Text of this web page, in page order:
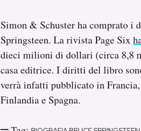
Simon & Schuster ha comprato
Springsteen. La rivista Page Six
dieci milioni di dollari (circa 8,8
casa editrice. I diritti del libro
verrà infatti pubblicato in
Finlandia e Spagna.